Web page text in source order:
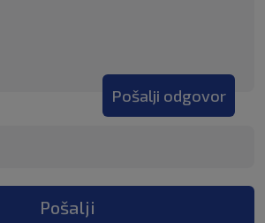
Pošalji odgovor
Pošalji